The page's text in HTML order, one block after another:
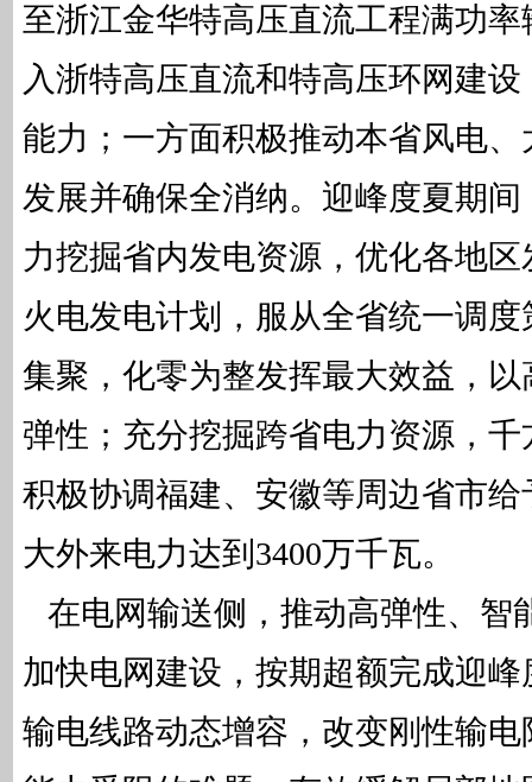
至浙江金华特高压直流工程满功
入浙特高压直流和特高压环网建
能力；一方面积极推动本省风电
发展并确保全消纳。迎峰度夏期
力挖掘省内发电资源，优化各地
火电发电计划，服从全省统一调
集聚，化零为整发挥最大效益，
弹性；充分挖掘跨省电力资源，
积极协调福建、安徽等周边省市
大外来电力达到3400万千瓦。
在电网输送侧，推动高弹性、智
加快电网建设，按期超额完成迎
输电线路动态增容，改变刚性输